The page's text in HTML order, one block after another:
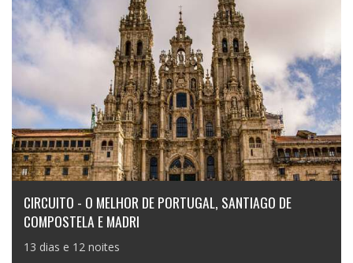
CIRCUITO - O MELHOR DE PORTUGAL, SANTIAGO DE
COMPOSTELA E MADRI
13 dias e 12 noites